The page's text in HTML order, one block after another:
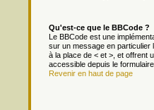
Qu'est-ce que le BBCode ?
Le BBCode est une
sur un message en particulier
à la place de < et >, et offrent
accessible depuis le
Revenir en haut de page